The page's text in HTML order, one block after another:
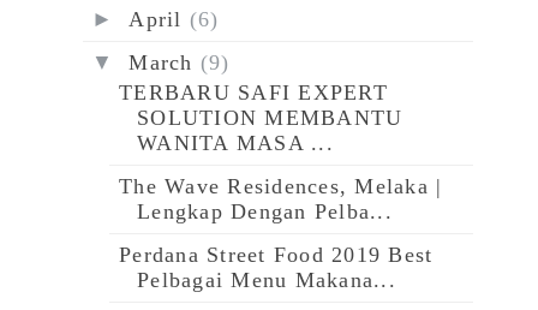
► April (6)
▼March (9)
TERBARU SAFI EXPERT
SOLUTION MEMBANTU
WANITA MASA ...
The Wave Residences, Melaka |
Lengkap Dengan Pelba...
Perdana Street Food 2019 Best
Pelbagai Menu Makana...